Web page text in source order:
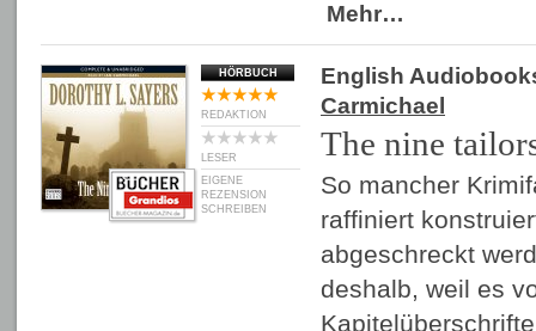
Mehr…
HÖRBUCH
REDAKTION
LESER
EIGENE
REZENSION
SCHREIBEN
English
Carmichael
The nine
So mancher
raffiniert
abgeschreckt
deshalb, weil es